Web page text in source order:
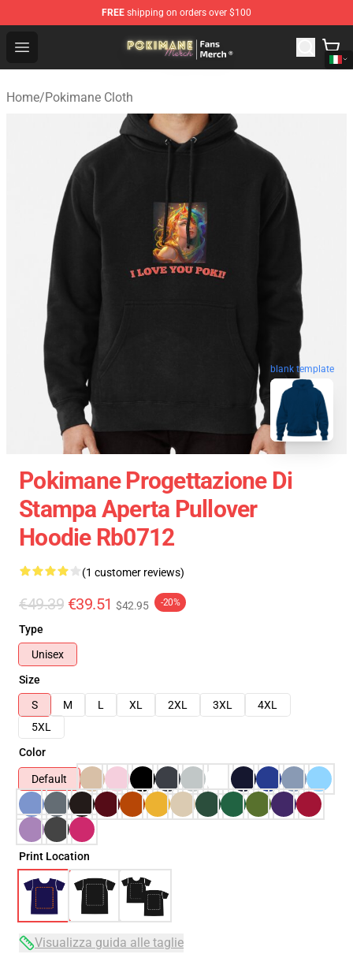
FREE shipping on orders over $100
Open menu
Pokimane Store - Official Pokimane Merchandise Shop
Home/Pokimane Cloth
blank template
Pokimane Progettazione Di
Stampa Aperta Pullover
Hoodie Rb0712
(1 customer reviews)
€49.39 €39.51 $42.95 -20%
Type
Unisex
Size
S
M L XL 2XL 3XL
4XL
5XL
Color
Default
Print Location
Visualizza guida alle taglie